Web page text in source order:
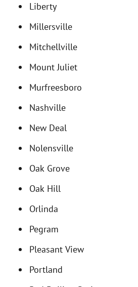
Liberty
Millersville
Mitchellville
Mount Juliet
Murfreesboro
Nashville
New Deal
Nolensville
Oak Grove
Oak Hill
Orlinda
Pegram
Pleasant View
Portland